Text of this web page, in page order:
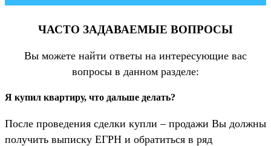
ЧАСТО ЗАДАВАЕМЫЕ ВОПРОСЫ
Вы можете найти ответы на интересующие вас
вопросы в данном разделе:
Я купил квартиру, что дальше делать?
После проведения сделки купли – продажи Вы должны
получить выписку ЕГРН и обратиться в ряд